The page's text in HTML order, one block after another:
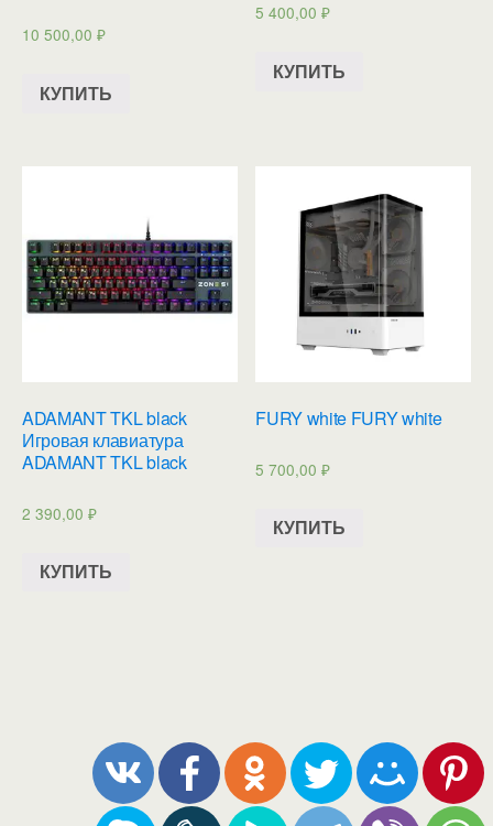
10 500,00 ₽
КУПИТЬ
5 400,00₽
КУПИТЬ
ADAMANT TKL black
Игровая клавиатура
ADAMANT TKL black
2 390,00 ₽
КУПИТЬ
FURY white FURY white
5 700,00₽
КУПИТЬ